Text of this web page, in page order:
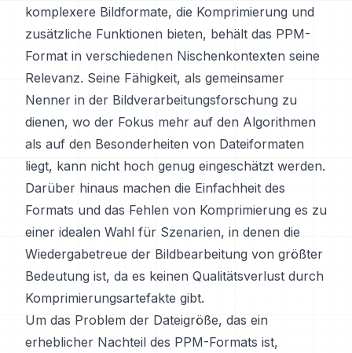
komplexere Bildformate, die Komprimierung und
zusätzliche Funktionen bieten, behält das PPM-
Format in verschiedenen Nischenkontexten seine
Relevanz. Seine Fähigkeit, als gemeinsamer
Nenner in der Bildverarbeitungsforschung zu
dienen, wo der Fokus mehr auf den Algorithmen
als auf den Besonderheiten von Dateiformaten
liegt, kann nicht hoch genug eingeschätzt werden.
Darüber hinaus machen die Einfachheit des
Formats und das Fehlen von Komprimierung es zu
einer idealen Wahl für Szenarien, in denen die
Wiedergabetreue der Bildbearbeitung von größter
Bedeutung ist, da es keinen Qualitätsverlust durch
Komprimierungsartefakte gibt.
Um das Problem der Dateigröße, das ein
erheblicher Nachteil des PPM-Formats ist,